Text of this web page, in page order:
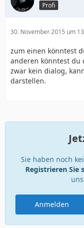
Profi
30. November 2015 um
zum einen könntest
anderen könntest du
zwar kein dialog,
darstellen.
Sie haben noch
Registrieren Sie
Anmelden